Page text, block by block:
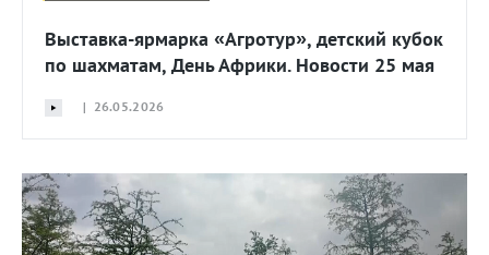
Выставка-ярмарка «Агротур», детский кубок
по шахматам, День Африки. Новости 25 мая
| 26.05.2026